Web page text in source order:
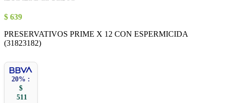
$ 639
PRESERVATIVOS PRIME X 12 CON ESPERMICIDA
(31823182)
20% :
$
511